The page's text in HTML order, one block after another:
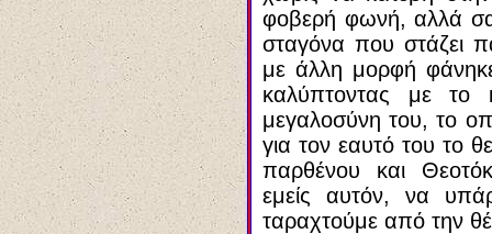
φοβερή φωνή, αλλά
σταγόνα που στάζει
με άλλη μορφή
καλύπτοντας με το
μεγαλοσύνη του, το
για τον εαυτό του το
παρθένου και
εμείς αυτόν, να
ταραχτούμε από την